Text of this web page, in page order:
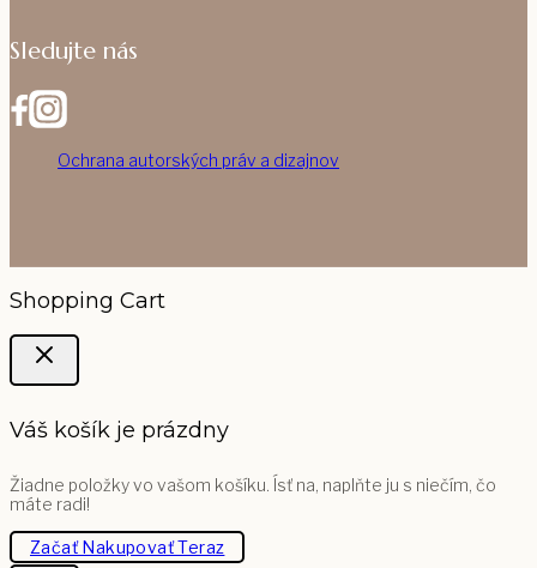
Sledujte nás
Ochrana autorských práv a dizajnov
Shopping Cart
Váš košík je prázdny
Žiadne položky vo vašom košíku. Ísť na, naplňte ju s niečím, čo
máte radi!
Začať Nakupovať Teraz